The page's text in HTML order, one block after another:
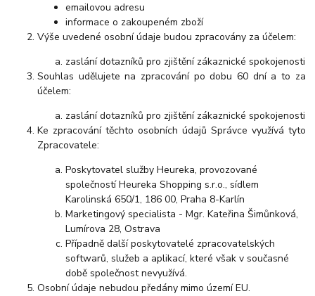
emailovou adresu
informace o zakoupeném zboží
Výše uvedené osobní údaje budou zpracovány za účelem:
zaslání dotazníků pro zjištění zákaznické spokojenosti
Souhlas udělujete na zpracování po dobu 60 dní a to za
účelem:
zaslání dotazníků pro zjištění zákaznické spokojenosti
Ke zpracování těchto osobních údajů Správce využívá tyto
Zpracovatele:
Poskytovatel služby Heureka, provozované
společností Heureka Shopping s.r.o., sídlem
Karolinská 650/1, 186 00, Praha 8-Karlín
Marketingový specialista - Mgr. Kateřina Šimůnková,
Lumírova 28, Ostrava
Případně další poskytovatelé zpracovatelských
softwarů, služeb a aplikací, které však v současné
době společnost nevyužívá.
Osobní údaje nebudou předány mimo území EU.